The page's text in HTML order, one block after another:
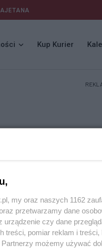
Kup Kurier
my oraz naszych 1162
przetwarzamy dane
urządzenie czy dane
treści, pomiar reklam i
możemy używać